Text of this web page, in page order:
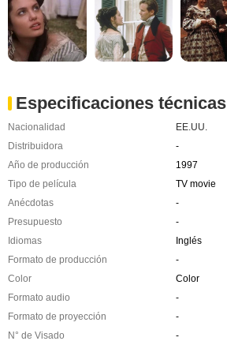
Especificaciones técnicas
Nacionalidad
EE.UU.
Distribuidora
-
Año de producción
1997
Tipo de película
TV movie
Anécdotas
-
Presupuesto
-
Idiomas
Inglés
Formato de producción
-
Color
Color
Formato audio
-
Formato de proyección
-
N° de Visado
-